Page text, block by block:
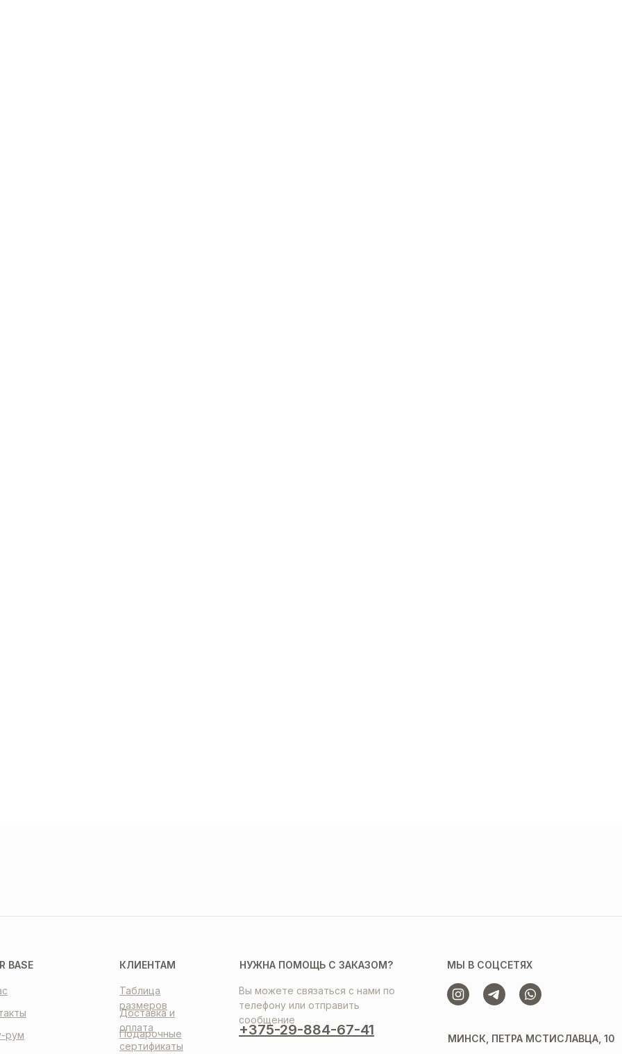
КЛИЕНТАМ
Таблица
размеров
Доставка и
оплата
Подарочные
сертификаты
НУЖНА ПОМОЩЬ С ЗАКАЗОМ?
Вы можете связаться с нами по
телефону или отправить
сообщение
+375-29-884-67-41
МЫ В СОЦСЕТЯХ
МИНСК, ПЕТРА МСТИСЛАВЦА, 10
BASE
рум